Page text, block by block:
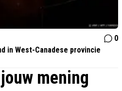
0
in West-Canadese provincie
mening